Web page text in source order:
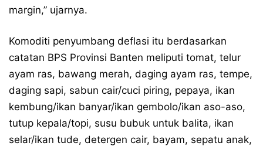
margin,” ujarnya.
Komoditi penyumbang deflasi itu berdasarkan
catatan BPS Provinsi Banten meliputi tomat, telur
ayam ras, bawang merah, daging ayam ras, tempe,
daging sapi, sabun cair/cuci piring, pepaya, ikan
kembung/ikan banyar/ikan gembolo/ikan aso-aso,
tutup kepala/topi, susu bubuk untuk balita, ikan
selar/ikan tude, detergen cair, bayam, sepatu anak,